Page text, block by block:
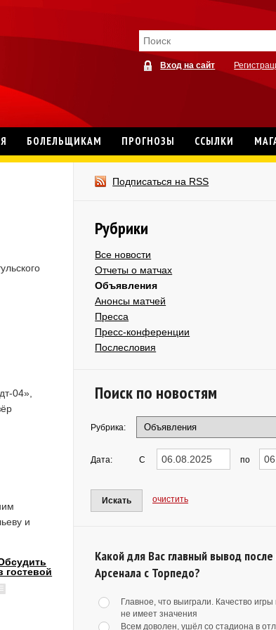
Вход на сайт
БОЛЕЛЬЩИКАМ ПРОГНОЗЫ ССЫЛКИ
04»,
и
гостевой
Подписаться на RSS
Рубрики
Все новости
Отчеты о матчах
Объявления
Анонсы матчей
Пресса
Пресс-конференции
Послесловия
Поиск по новостям
Рубрика:
Дата: С по
Искать очистить
Какой для Вас главный вывод
Арсенала с Торпедо?
Главное, что выиграли. Качество игры
не имеет значения
Всем доволен, ушёл со стадиона в